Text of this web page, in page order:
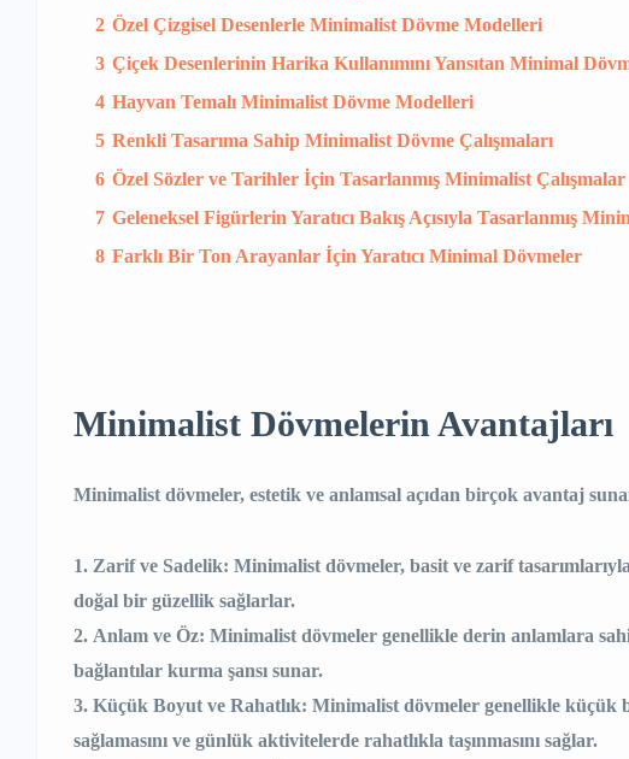
2 Özel Çizgisel Desenlerle Minimalist Dövme Modelleri
3 Çiçek Desenlerinin Harika Kullanımını Yansıtan Minimal
4 Hayvan Temalı Minimalist Dövme Modelleri
5 Renkli Tasarıma Sahip Minimalist Dövme Çalışmaları
6 Özel Sözler ve Tarihler İçin Tasarlanmış Minimalist Çalışmalar
7 Geleneksel Figürlerin Yaratıcı Bakış Açısıyla Tasarlanmış
8 Farklı Bir Ton Arayanlar İçin Yaratıcı Minimal Dövmeler
Minimalist Dövmelerin Avantajları
Minimalist dövmeler, estetik ve anlamsal açıdan birçok avantaj
Zarif ve Sadelik: Minimalist dövmeler, basit ve zarif
doğal bir güzellik sağlarlar.
Anlam ve Öz: Minimalist dövmeler genellikle derin anlamlara
bağlantılar kurma şansı sunar.
Küçük Boyut ve Rahatlık: Minimalist dövmeler genellikle küçük
sağlamasını ve günlük aktivitelerde rahatlıkla taşınmasını sağlar.